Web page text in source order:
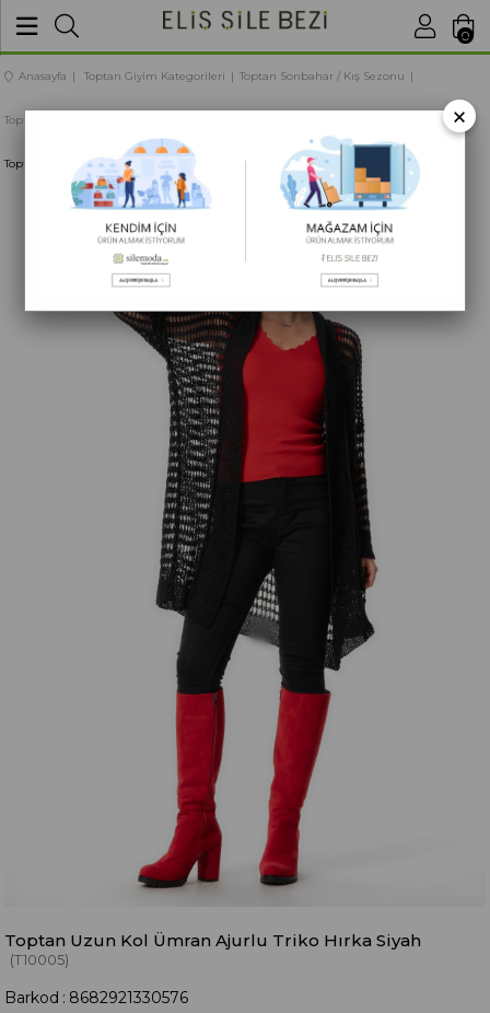
BU SİTEDE
0
Anasayfa Toptan Giyim Kategorileri Toptan Sonbahar / Kış Sezonu
Toptan Kadın Giyim Sonbahar / Kış
Toptan Uzun Kol Ümran Ajurlu Triko Hırka Siyah
Toptan Uzun Kol Ümran Ajurlu Triko Hırka Siyah
(T10005)
Barkod : 8682921330576
×